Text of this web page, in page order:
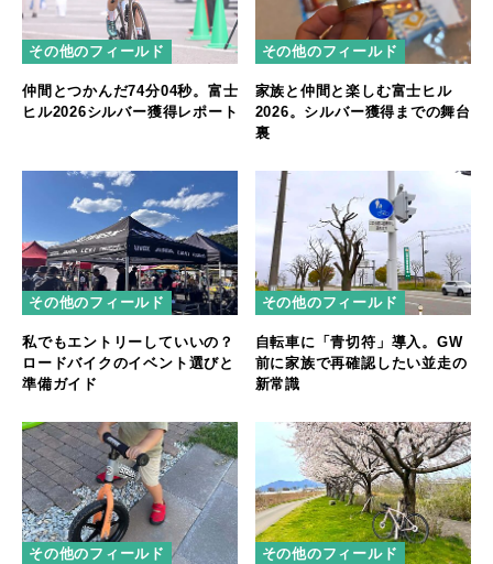
その他のフィールド
仲間とつかんだ74分04秒。富士
ヒル2026シルバー獲得レポート
その他のフィールド
家族と仲間と楽しむ富士ヒル
2026。シルバー獲得までの舞台
裏
その他のフィールド
私でもエントリーしていいの？
ロードバイクのイベント選びと
準備ガイド
その他のフィールド
自転車に「青切符」導入。GW
前に家族で再確認したい並走の
新常識
その他のフィールド その他のフィールド